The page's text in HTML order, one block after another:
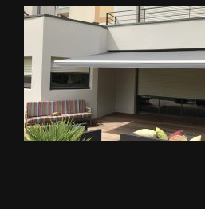
METALLERIE
ÉQUIPEMENTS AGRICOLES